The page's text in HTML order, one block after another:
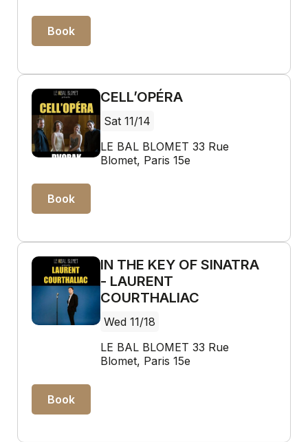
Book
CELL’OPÉRA
Sat 11/14
LE BAL BLOMET 33 Rue
Blomet, Paris 15e
Book
IN THE KEY OF SINATRA
- LAURENT
COURTHALIAC
Wed 11/18
LE BAL BLOMET 33 Rue
Blomet, Paris 15e
Book